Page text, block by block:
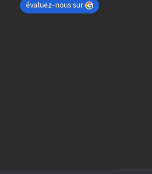
évaluez-nous sur